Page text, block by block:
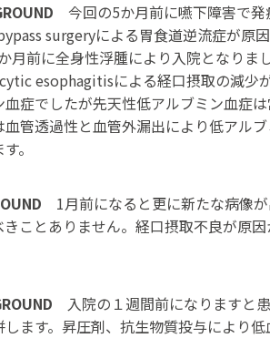
今回の5か月前に嚥下障害で
surgeryによる胃食道逆流症が原
月前に全身性浮腫により入院となりまし
esophagitisによる経口摂取の減少
血症でしたが先天性低アルブミン血症
血管透過性と血管外漏出により低アル
。
1月前になると更に新たな病像
きことありません。経口摂取不良が原
入院の１週間前になりますと
ます。昇圧剤、抗生物質投与により